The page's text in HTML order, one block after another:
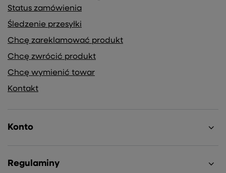
Status zamówienia
Śledzenie przesyłki
Chcę zareklamować produkt
Chcę zwrócić produkt
Chcę wymienić towar
Kontakt
Konto
Regulaminy